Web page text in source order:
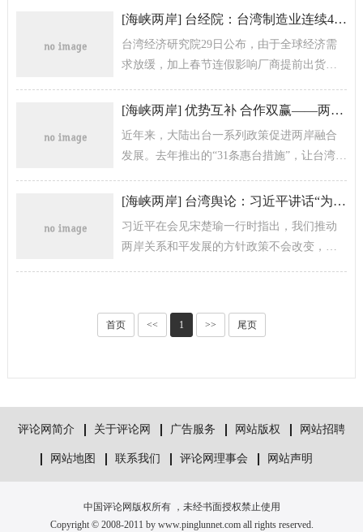
[海峡两岸] 台经院：台湾制造业连续4个月出现衰退
台湾经济研究院29日公布，由于全球经济需
求放缓，加上春节连假影响厂商提前出货，
据同比均出现衰退，当月制造业景气...
[海峡两岸] 优势互补 合作双赢——两岸企业家共话打造共同市场
近年来，大陆出台一系列政策促进两岸融合
发展。去年推出的“31条惠台措施”，让台湾同
业创业的青年。
[海峡两岸] 台湾舆论：习近平讲话“为两岸关系安下定海神针”
习近平在会见宋楚瑜一行时指出，我们推动
两岸关系和平发展的方针政策不会改变，促
首页 << 1 >> 尾页
评论网简介 关于评论网 广告服务 网站版权 网站招聘
网站地图 联系我们 评论网理事会 网站声明
中国评论网版权所有 ，未经书面授权禁止使用
Copyright © 2008-2011 by www.pinglunnet.com all rights reserved.